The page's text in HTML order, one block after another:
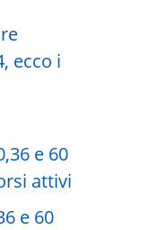
ecco i
e 60